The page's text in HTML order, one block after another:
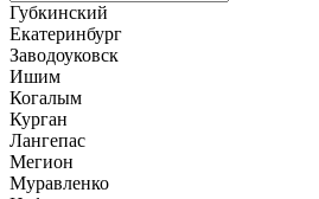
Губкинский
Екатеринбург
Заводоуковск
Ишим
Когалым
Курган
Лангепас
Мегион
Муравленко